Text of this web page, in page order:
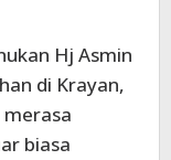
Hj Asmin
di Krayan,
biasa